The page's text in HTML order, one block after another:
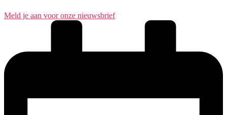
Meld je aan voor onze nieuwsbrief